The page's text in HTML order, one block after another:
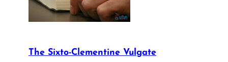
The Sixto-Clementine Vulgate